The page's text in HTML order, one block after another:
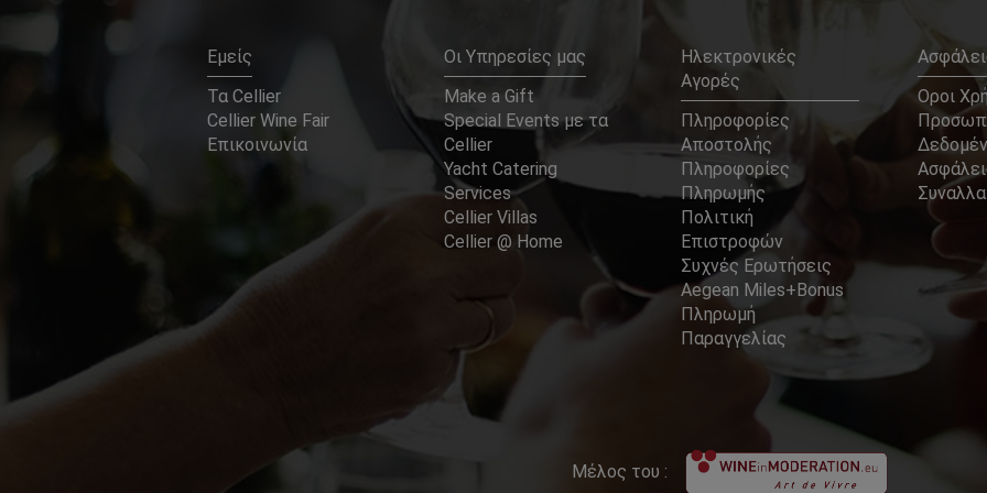
Εμείς
Τα Cellier
Cellier Wine Fair
Επικοινωνία
Οι Υπηρεσίες μας
Make a Gift
Special Events με τα
Cellier
Yacht Catering
Services
Cellier Villas
Cellier @ Home
Ηλεκτρονικές
Αγορές
Πληροφορίες
Αποστολής
Πληροφορίες
Πληρωμής
Πολιτική
Επιστροφών
Συχνές Ερωτήσεις
Aegean Miles+Bonus
Πληρωμή
Παραγγελίας
Οροι
Μέλος του :